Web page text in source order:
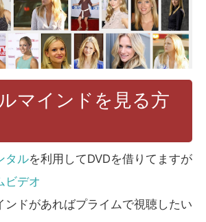
マインドを見る方
タルを利用してDVDを借りてますが
ビデオ
ンドがあればプライムで視聴したい